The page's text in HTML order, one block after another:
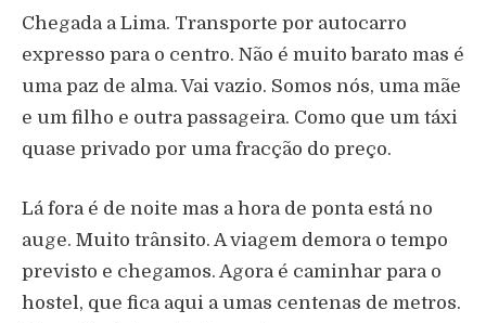
Chegada a Lima. Transporte por autocarro
expresso para o centro. Não é muito barato mas é
uma paz de alma. Vai vazio. Somos nós, uma mãe
e um filho e outra passageira. Como que um táxi
quase privado por uma fracção do preço.
Lá fora é de noite mas a hora de ponta está no
auge. Muito trânsito. A viagem demora o tempo
previsto e chegamos. Agora é caminhar para o
hostel, que fica aqui a umas centenas de metros.